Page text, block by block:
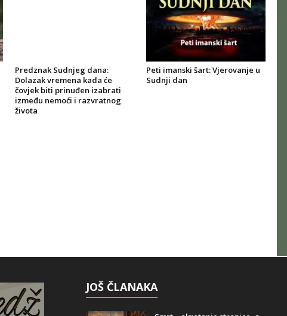
Predznak Sudnjeg dana:
Dolazak vremena kada će
čovjek biti prinuđen izabrati
između nemoći i razvratnog
života
Peti imanski šart: Vjerovanje u
Sudnji dan
JOŠ ČLANAKA